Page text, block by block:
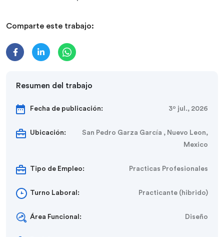
Comparte este trabajo:
Resumen del trabajo
Fecha de publicación: 3º jul., 2026
Ubicación:
San Pedro Garza García , Nuevo Leon,
Mexico
Tipo de Empleo: Practicas Profesionales
Turno Laboral: Practicante (hibrido)
Área Funcional: Diseño